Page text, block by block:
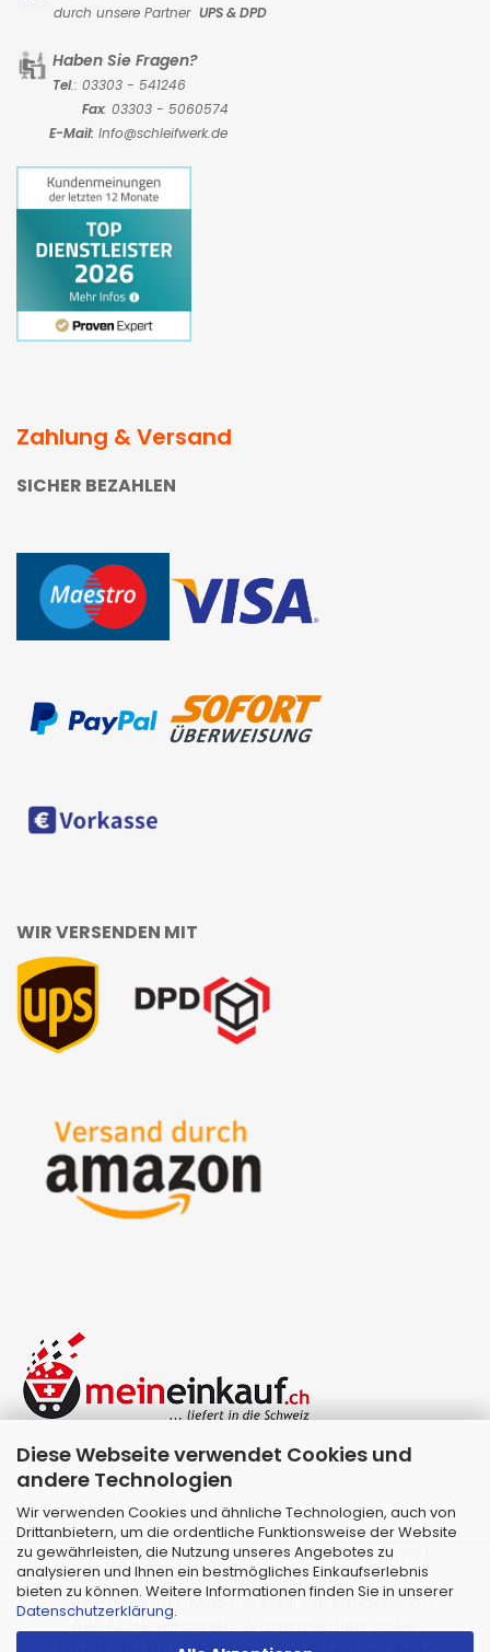
Diese Webseite verwendet Cookies und
andere Technologien
Wir verwenden Cookies und ähnliche Technologien, auch von
Drittanbietern, um die ordentliche Funktionsweise der Website
zu gewährleisten, die Nutzung unseres Angebotes zu
analysieren und Ihnen ein bestmögliches Einkaufserlebnis
bieten zu können. Weitere Informationen finden Sie in unserer
Datenschutzerklärung.
durch unsere Partner UPS & DPD
Haben Sie Fragen?
Tel.: 03303 - 541246
Fax: 03303 - 5060574
E-Mail: Info@schleifwerk.de
Zahlung & Versand
SICHER BEZAHLEN
WIR VERSENDEN MIT
Webshop erstellenmit Gambio.de © 2026 |
Template vonJungCreative.
Alle Preise inkl. MwSt. & zzgl. Versandkosten
Alle Markennamen, Warenzeichen sowie